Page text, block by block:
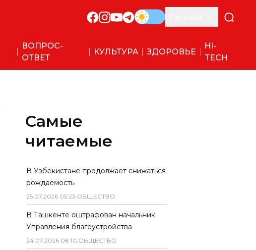
ВОПРОС-
ОТВЕТ
КУЛЬТУРА ЗДОРОВЬЕ
HI-
TECH
Самые
читаемые
В Узбекистане продолжает снижаться
рождаемость
25.07.2026 05:23,ОБЩЕСТВО
В Ташкенте оштрафован начальник
Управления благоустройства
24.07.2026 08:10,ОБЩЕСТВО